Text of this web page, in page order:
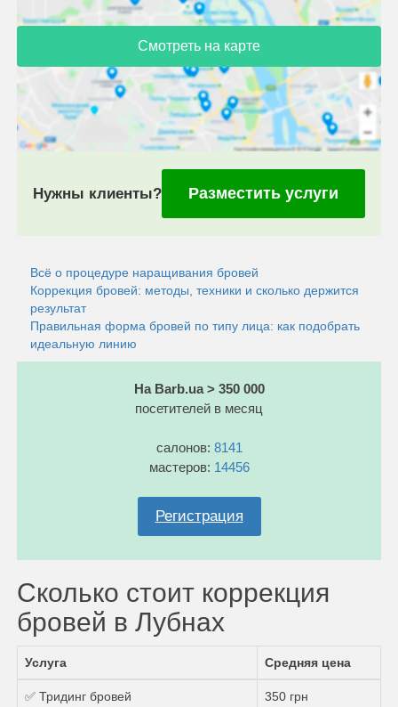
Смотреть на карте
Нужны клиенты? Разместить услуги
Всё о процедуре наращивания бровей
Коррекция бровей: методы, техники и сколько держится
результат
Правильная форма бровей по типу лица: как подобрать
идеальную линию
На Barb.ua > 350 000
посетителей в месяц
салонов: 8141
мастеров: 14456
Регистрация
Сколько стоит коррекция
бровей в Лубнах
Услуга Средняя цена
✅ Тридинг бровей 350 грн